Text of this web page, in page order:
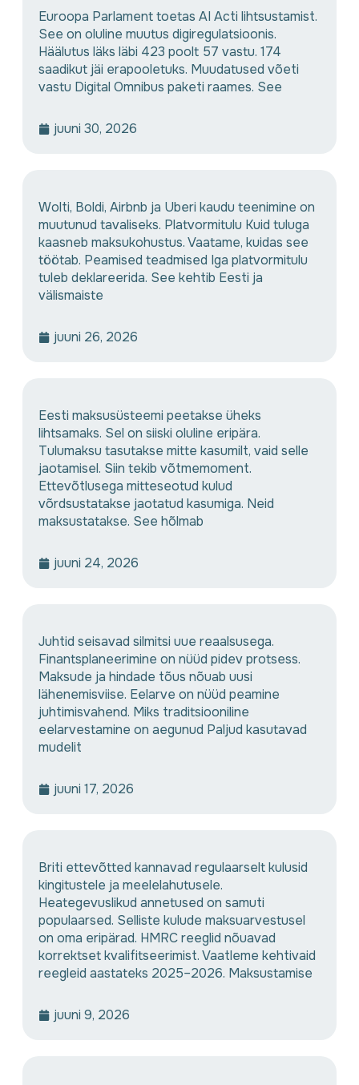
Euroopa Parlament toetas AI Acti lihtsustamist.
See on oluline muutus digiregulatsioonis.
Häälutus läks läbi 423 poolt 57 vastu. 174
saadikut jäi erapooletuks. Muudatused võeti
vastu Digital Omnibus paketi raames. See
juuni 30, 2026
Wolti, Boldi, Airbnb ja Uberi kaudu teenimine on
muutunud tavaliseks. Platvormitulu Kuid tuluga
kaasneb maksukohustus. Vaatame, kuidas see
töötab. Peamised teadmised Iga platvormitulu
tuleb deklareerida. See kehtib Eesti ja
välismaiste
juuni 26, 2026
Eesti maksusüsteemi peetakse üheks
lihtsamaks. Sel on siiski oluline eripära.
Tulumaksu tasutakse mitte kasumilt, vaid selle
jaotamisel. Siin tekib võtmemoment.
Ettevõtlusega mitteseotud kulud
võrdsustatakse jaotatud kasumiga. Neid
maksustatakse. See hõlmab
juuni 24, 2026
Juhtid seisavad silmitsi uue reaalsusega.
Finantsplaneerimine on nüüd pidev protsess.
Maksude ja hindade tõus nõuab uusi
lähenemisviise. Eelarve on nüüd peamine
juhtimisvahend. Miks traditsiooniline
eelarvestamine on aegunud Paljud kasutavad
mudelit
juuni 17, 2026
Briti ettevõtted kannavad regulaarselt kulusid
kingitustele ja meelelahutusele.
Heategevuslikud annetused on samuti
populaarsed. Selliste kulude maksuarvestusel
on oma eripärad. HMRC reeglid nõuavad
korrektset kvalifitseerimist. Vaatleme kehtivaid
reegleid aastateks 2025–2026. Maksustamise
juuni 9, 2026